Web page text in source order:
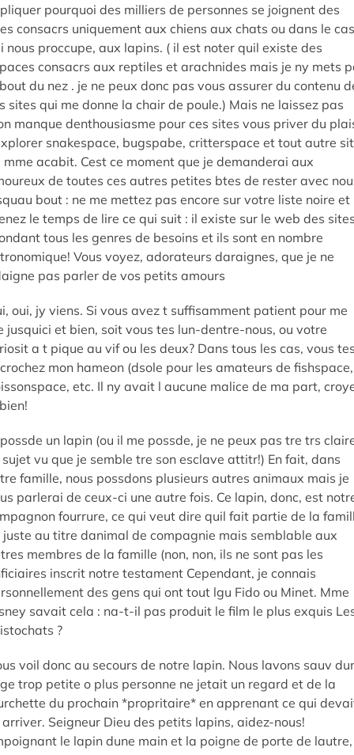
pourquoi des milliers de personnes se joignent des
consacrs uniquement aux chiens aux chats ou dans le cas
nous proccupe, aux lapins. ( il est noter quil existe des
consacrs aux reptiles et arachnides mais je ny mets
du nez . je ne peux donc pas vous assurer du contenu
sites qui me donne la chair de poule.) Mais ne laissez pas
manque denthousiasme pour ces sites vous priver du
snakespace, bugspabe, critterspace et tout autre
mme acabit. Cest ce moment que je demanderai aux
de toutes ces autres petites btes de rester avec
bout : ne me mettez pas encore sur votre liste noire et
le temps de lire ce qui suit : il existe sur le web des
tous les genres de besoins et ils sont en nombre
Vous voyez, adorateurs daraignes, que je ne
pas parler de vos petits amours
oui, jy viens. Si vous avez t suffisamment patient pour me
jusquici et bien, soit vous tes lun-dentre-nous, ou votre
a t pique au vif ou les deux? Dans tous les cas, vous
mon hameon (dsole pour les amateurs de fishspace,
etc. Il ny avait l aucune malice de ma part,
possde un lapin (ou il me possde, je ne peux pas tre trs
sujet vu que je semble tre son esclave attitr!) En fait, dans
famille, nous possdons plusieurs autres animaux mais je
parlerai de ceux-ci une autre fois. Ce lapin, donc, est
fourrure, ce qui veut dire quil fait partie de la
juste au titre danimal de compagnie mais semblable aux
membres de la famille (non, non, ils ne sont pas les
inscrit notre testament Cependant, je connais
des gens qui ont tout lgu Fido ou Minet. Mme
savait cela : na-t-il pas produit le film le plus exquis
?
voil donc au secours de notre lapin. Nous lavons sauv
trop petite o plus personne ne jetait un regard et de la
du prochain *propritaire* en apprenant ce qui
Seigneur Dieu des petits lapins, aidez-nous!
le lapin dune main et la poigne de porte de lautre,